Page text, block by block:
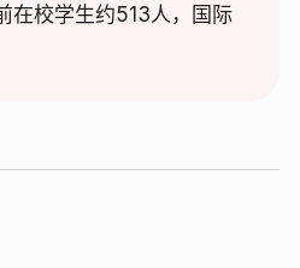
在校学生约513人，国际